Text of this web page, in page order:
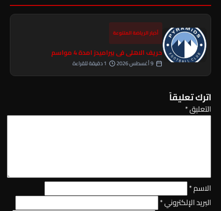
أخبار الرياضة المتنوعة
حريف الاهلي فى بيراميدز امدة 4 مواسم
اترك تعليقاً
التعليق*
الاسم*
البريد الإلكتروني*